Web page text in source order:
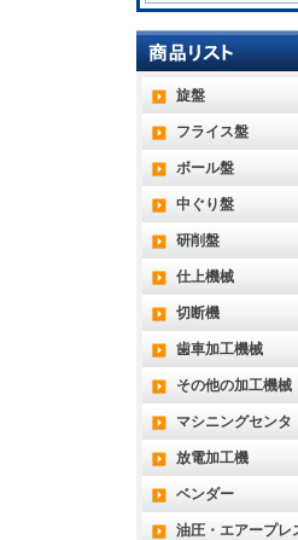
旋盤
フライス盤
ボール盤
中ぐり盤
研削盤
仕上機械
切断機
歯車加工機械
その他の加工機械
マシニングセンタ
放電加工機
ベンダー
油圧・エアープレ